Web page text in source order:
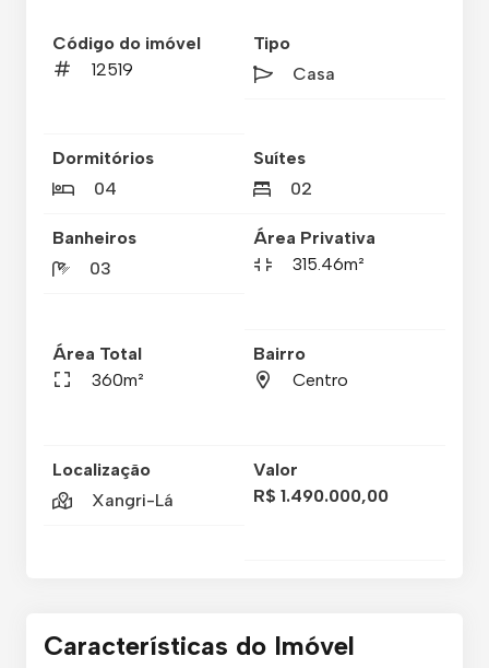
Código do imóvel
12519
Tipo
Casa
Dormitórios
04
Suítes
02
Banheiros
03
Área Privativa
315.46m²
Área Total
360m²
Bairro
Centro
Localização
Xangri-Lá
Valor
R$ 1.490.000,00
Características do Imóvel